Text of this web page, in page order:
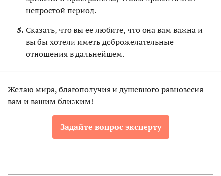
непростой период.
Сказать, что вы ее любите, что она вам важна и
вы бы хотели иметь доброжелательные
отношения в дальнейшем.
Желаю мира, благополучия и душевного равновесия
вам и вашим близким!
Задайте вопрос эксперту